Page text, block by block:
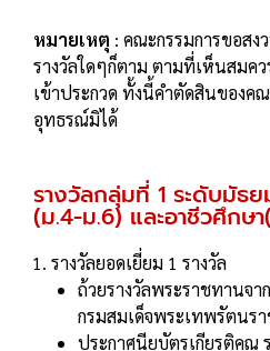
หมายเหตุ : คณะกรรมการขอสง
รางวัลใดๆก็ตาม ตามที่เห็นสมค
เข้าประกวด ทั้งนี้คําตัดสินของค
อุทธรณ์มิได้
รางวัลกลุ่มที่ 1 ระดับมัธ
(ม.4-ม.6) และอาชีวศึกษ
รางวัลยอดเยี่ยม 1 รางวัล
ถ้วยรางวัลพระราชทานจา
กรมสมเด็จพระเทพรัตนร
ประกาศนียบัตรเกียรติคุณ